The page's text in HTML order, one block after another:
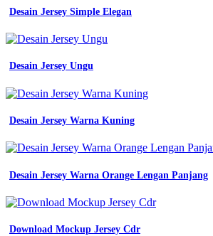
Desain Jersey Simple Elegan
Desain Jersey Ungu
Desain Jersey Warna Kuning
Desain Jersey Warna Orange Lengan Panjang
Download Mockup Jersey Cdr